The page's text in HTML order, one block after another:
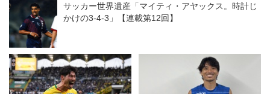
サッカー世界遺産「マイティ・アヤックス。時計じ
かけの3-4-3」【連載第12回】